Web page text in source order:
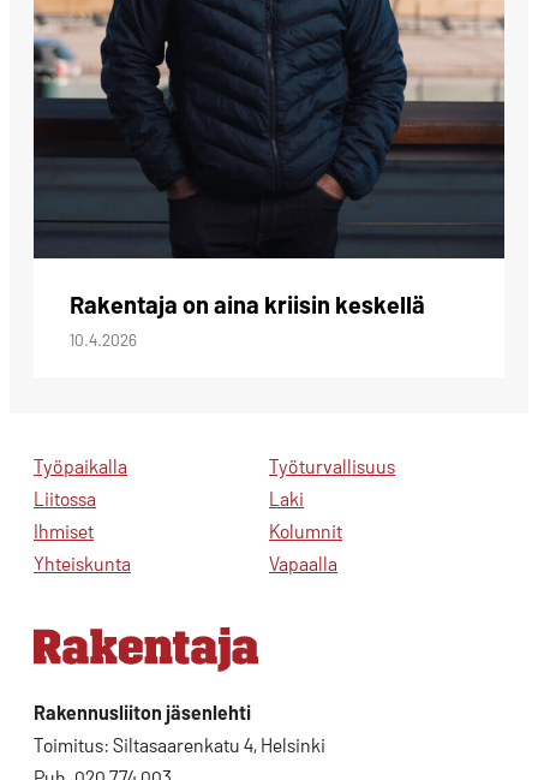
Rakentaja on aina kriisin keskellä
10.4.2026
Työpaikalla
Liitossa
Ihmiset
Yhteiskunta
Työturvallisuus
Laki
Kolumnit
Vapaalla
Rakennusliiton jäsenlehti
Toimitus: Siltasaarenkatu 4, Helsinki